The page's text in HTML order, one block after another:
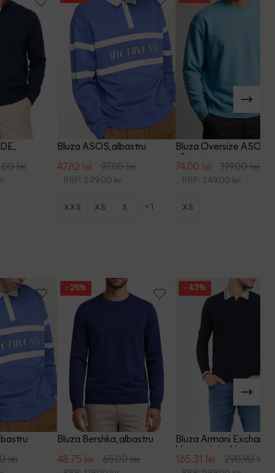
lei
Bluza ASOS, albastru
47.82 lei 97.00 lei
RRP: 249.00 lei
XXS XS S +1
Bluza Oversize ASOS,
albastru
74.00 lei 119.00 lei
RRP: 249.00 lei
XS
lei
- 25%
Bluza Bershka, albastru
48.75 lei 65.00 lei
- 43%
Bluza Armani
bleumarin inchis
165.31 lei 290.90 lei